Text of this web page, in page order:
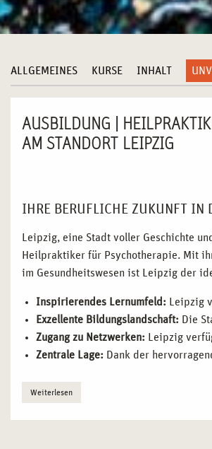
ALLGEMEINES KURSE INHALT
AUSBILDUNG |
AM STANDORT LEIPZIG
IHRE BERUFLICHE ZUKUNFT IN
Leipzig, eine Stadt voller Geschichte
Heilpraktiker für Psychotherapie. Mit
im Gesundheitswesen ist Leipzig der
Inspirierendes Lernumfeld: Leipzig
Exzellente Bildungslandschaft: Die
Zugang zu Netzwerken: Leipzig
Zentrale Lage: Dank der
WARUM LEIPZIG IDEAL FÜR
Leipzig ist eine Stadt, die Geschichte,
Weiterlesen